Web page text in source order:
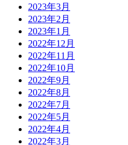
2023年3月
2023年2月
2023年1月
2022年12月
2022年11月
2022年10月
2022年9月
2022年8月
2022年7月
2022年5月
2022年4月
2022年3月